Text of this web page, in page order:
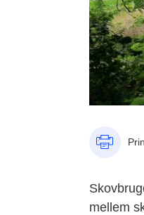
mellem